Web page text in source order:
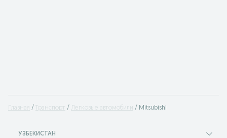
Главная Транспорт Легковые автомобили Mitsubishi
УЗБЕКИСТАН